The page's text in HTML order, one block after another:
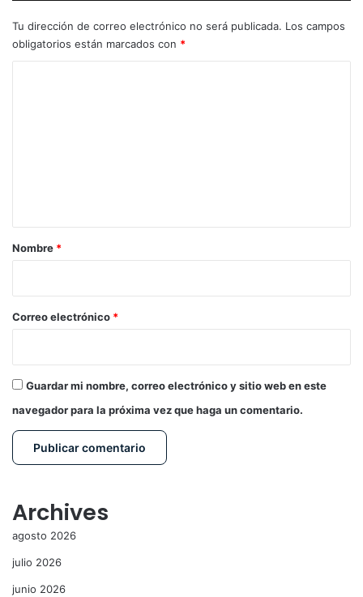
Tu dirección de correo electrónico no será publicada. Los campos
obligatorios están marcados con *
r
*
Nombre *
Correo electrónico *
Guardar mi nombre, correo electrónico y sitio web en este
navegador para la próxima vez que haga un comentario.
Archives
agosto 2026
julio 2026
junio 2026